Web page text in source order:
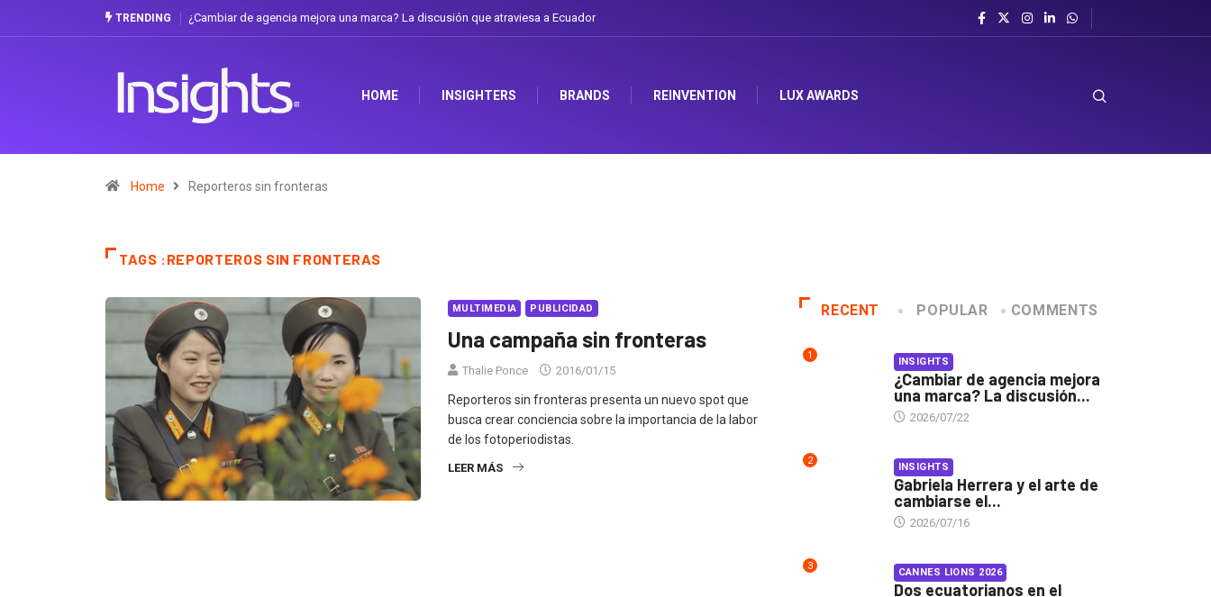
TRENDING ¿Cambiar de agencia mejora una marca? La discusión que atraviesa a Ecuador
HOME INSIGHTERS BRANDS REINVENTION LUX AWARDS
Home Reporteros sin fronteras
TAGS :REPORTEROS SIN FRONTERAS
MULTIMEDIA PUBLICIDAD
Una campaña sin fronteras
Thalie Ponce 2016/01/15
Reporteros sin fronteras presenta un nuevo spot que
busca crear conciencia sobre la importancia de la labor
de los fotoperiodistas.
LEER MÁS
RECENT POPULAR COMMENTS
1 INSIGHTS
¿Cambiar de agencia mejora
una marca? La discusión...
2026/07/22
2 INSIGHTS
Gabriela Herrera y el arte de
cambiarse el...
2026/07/16
3 CANNES LIONS 2026
Dos ecuatorianos en el